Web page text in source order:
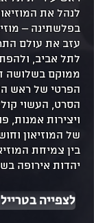
לנהל את
בפלשתינה –
עזב את עולם
לתל אביב,
ממוקם בשלושה
הפרטי של ראש
הסרט, העשוי
ויצירות אמנות,
של המוזיאון
בין צמיחת
יהדות אירופה בשנות
לצפייה